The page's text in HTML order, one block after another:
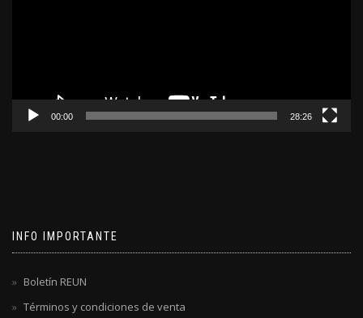
00:00 28:26
INFO IMPORTANTE
Boletín REUN
Términos y condiciones de venta